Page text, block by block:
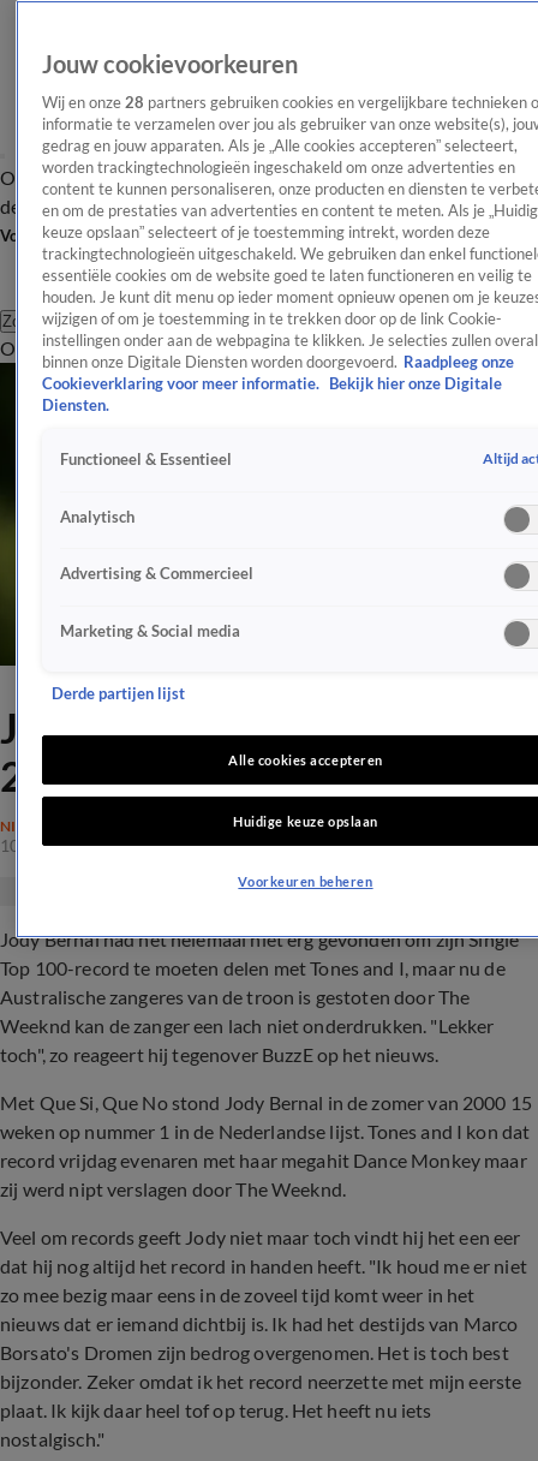
OverzichtAfleveringen Entertainment TV Algemeen
Tip
de redactieNieuwsbrief
Volg Shownieuws
Zoeken
OverzichtEntertainmentSpraakmakendRealityCrimeVideo's
Jody Bernal blij met behoud
20 jaar oud hitrecord
NIEUWS
10 jan 2020, 16:50
Jody Bernal had het helemaal niet erg gevonden om zijn Single
Top 100-record te moeten delen met Tones and I, maar nu de
Australische zangeres van de troon is gestoten door The
Weeknd kan de zanger een lach niet onderdrukken. "Lekker
toch", zo reageert hij tegenover BuzzE op het nieuws.
Met Que Si, Que No stond Jody Bernal in de zomer van 2000 15
weken op nummer 1 in de Nederlandse lijst. Tones and I kon dat
record vrijdag evenaren met haar megahit Dance Monkey maar
zij werd nipt verslagen door The Weeknd.
Veel om records geeft Jody niet maar toch vindt hij het een eer
dat hij nog altijd het record in handen heeft. "Ik houd me er niet
zo mee bezig maar eens in de zoveel tijd komt weer in het
nieuws dat er iemand dichtbij is. Ik had het destijds van Marco
Borsato's Dromen zijn bedrog overgenomen. Het is toch best
bijzonder. Zeker omdat ik het record neerzette met mijn eerste
plaat. Ik kijk daar heel tof op terug. Het heeft nu iets
nostalgisch."
Jouw cookievoorkeuren
Wij en onze 28 partners gebruiken cookies en vergelijkbare technieken
informatie te verzamelen over jou als gebruiker van onze website(s),
gedrag en jouw apparaten. Als je „Alle cookies accepteren” selecteert,
worden trackingtechnologieën ingeschakeld om onze advertenties en
content te kunnen personaliseren, onze producten en diensten te
en om de prestaties van advertenties en content te meten. Als je
keuze opslaan” selecteert of je toestemming intrekt, worden deze
trackingtechnologieën uitgeschakeld. We gebruiken dan enkel
essentiële cookies om de website goed te laten functioneren en veilig te
houden. Je kunt dit menu op ieder moment opnieuw openen om je
wijzigen of om je toestemming in te trekken door op de link Cookie-
instellingen onder aan de webpagina te klikken. Je selecties zullen overal
binnen onze Digitale Diensten worden doorgevoerd. Raadpleeg onze
Cookieverklaring voor meer informatie.
Bekijk hier onze Digitale
Diensten.
Functioneel & Essentieel Altijd
Analytisch
Advertising & Commercieel
Marketing & Social media
Derde partijen lijst
Alle cookies accepteren
Huidige keuze opslaan
Voorkeuren beheren